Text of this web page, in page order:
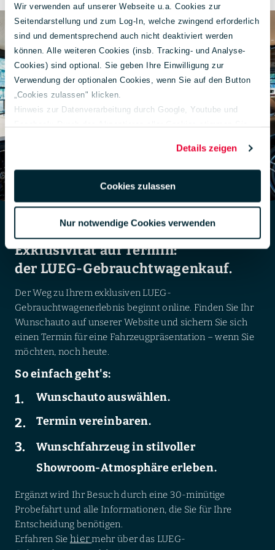
Wir verwenden auf unserer Webseite u.a. Cookies zur
Seitendarstellung und zum Log-In, welche zwingend erforderlich
sind und dementsprechend auch nicht deaktiviert werden
können. Alle weiteren Cookies (insb. Tracking- und Analyse-
Cookies) sind optional. Sie geben Ihre Einwilligung zur
Verwendung der optionalen Cookies, wenn Sie auf den Button
„Cookies zulassen" klicken.
Hinweis zur Datenverarbeitung durch Google, Youtube und
DSGVO zur Übermittlung in die USA zu. Hierbei besteht das
Risiko, dass Ihre Daten u. U. von US-Behörden zu Kontroll- und
Überwachungs-zwecken verarbeitet werden.
Details zeigen
Cookies zulassen
Nur notwendige Cookies verwenden
Exklusivität auf Termin:
der LUEG-Gebrauchtwagenkauf.
Der Weg zu Ihrem exklusiven LUEG-
Gebrauchtwagenerlebnis beginnt online. Finden Sie Ihr
Wunschauto auf unserer Website und sichern Sie sich
einen Termin für eine Fahrzeugpräsentation – wenn Sie
möchten, noch heute.
So einfach geht's:
Wunschauto auswählen.
Termin vereinbaren.
Wunschfahrzeug in stilvoller
Showroom-Atmosphäre erleben.
Ergänzt wird Ihr Besuch durch eine 30-minütige
Probefahrt und alle Informationen, die Sie für Ihre
Entscheidung benötigen.
Erfahren Sie hiermehr über das LUEG-